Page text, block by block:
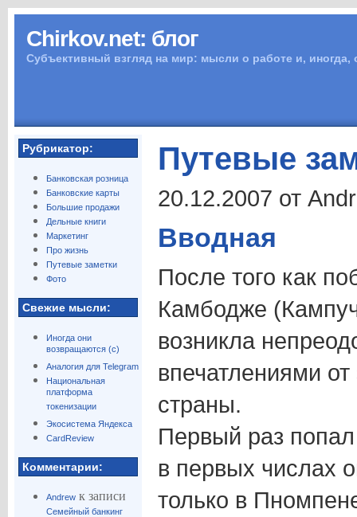
Chirkov.net: блог
Субъективный взгляд на мир: мысли о работе и,
Рубрикатор:
Банковская розница
Банковские карты
Большие продажи
Дельные книги
Маркетинг
Про жизнь
Путевые заметки
Фото
Свежие мысли:
Иногда они
возвращаются (с)
Аналогия для Telegram
Национальная
платформа
токенизации
Экосистема Яндекса
CardReview
Комментарии:
Andrewк записи
Семейный банкинг
Путевые
20.12.2007 от
Вводная
После того как
Камбодже
возникла
впечатлениями от
страны.
Первый раз попал
в первых числах
только в